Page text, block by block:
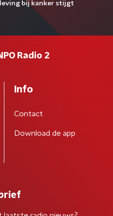
bij kanker stijgt
Radio 2
Info
Contact
Download de app